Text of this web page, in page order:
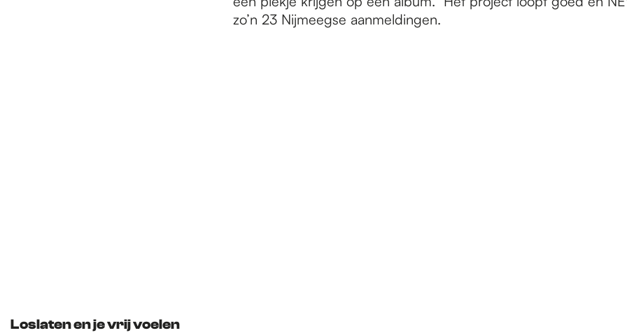
zo’n 23 Nijmeegse aanmeldingen.
Loslaten en je vrij voelen